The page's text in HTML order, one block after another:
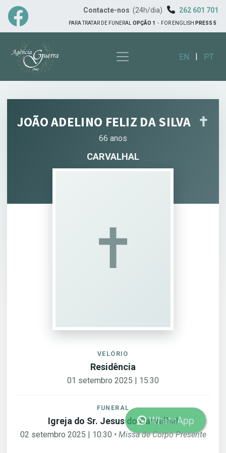
Contacte-nos (24h/dia) 262 601 701
PARA TRATAR DE FUNERAL OPÇÃO 1 - FOR ENGLISH PRESS 5
EN | PT
JOÃO ADELINO FELIZ DA SILVA ✝︎
66 anos
CARVALHAL
✝︎
VELÓRIO
Residência
01 setembro 2025 | 15:30
FUNERAL
Igreja do Sr. Jesus do Carvalhal
02 setembro 2025 | 10:30 • Missa de Corpo Presente
WhatsApp